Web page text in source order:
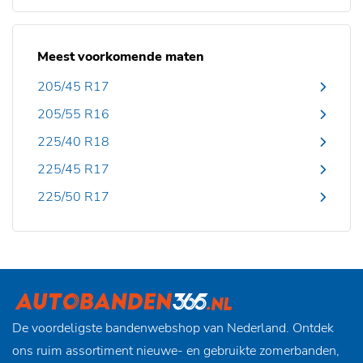
Meest voorkomende maten
205/45 R17
205/55 R16
225/40 R18
225/45 R17
225/50 R17
De voordeligste bandenwebshop van Nederland. Ontdek
ons ruim assortiment nieuwe- en gebruikte zomerbanden,